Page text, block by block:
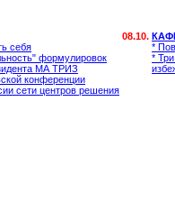
08.10.
себя
формулировок
МА ТРИЗ
конференции
сети центров решения
*
*